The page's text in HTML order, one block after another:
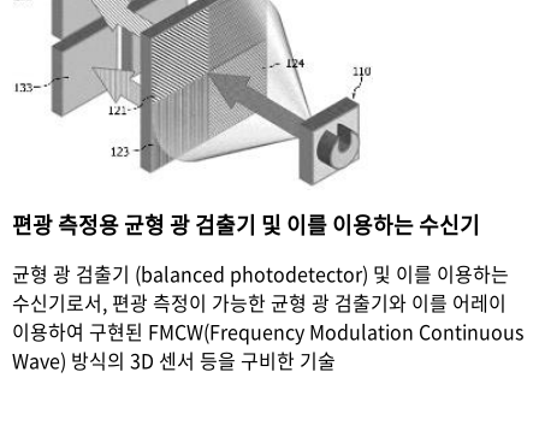
편광 측정용 균형 광 검출기 및 이를 이용하는 수신기
균형 광 검출기 (balanced photodetector) 및 이를 이용하는
수신기로서, 편광 측정이 가능한 균형 광 검출기와 이를 어레이
이용하여 구현된 FMCW(Frequency Modulation Continuous
Wave) 방식의 3D 센서 등을 구비한 기술